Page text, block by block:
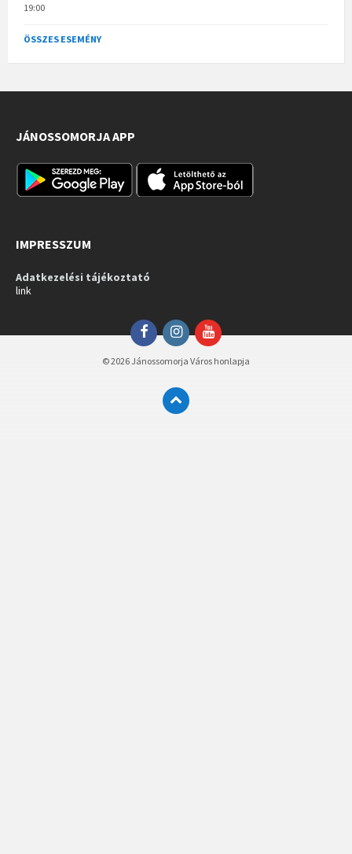
19:00
ÖSSZES ESEMÉNY
JÁNOSSOMORJA APP
IMPRESSZUM
Adatkezelési tájékoztató
link
FacebookInstagramYouTube
© 2026 Jánossomorja Város honlapja